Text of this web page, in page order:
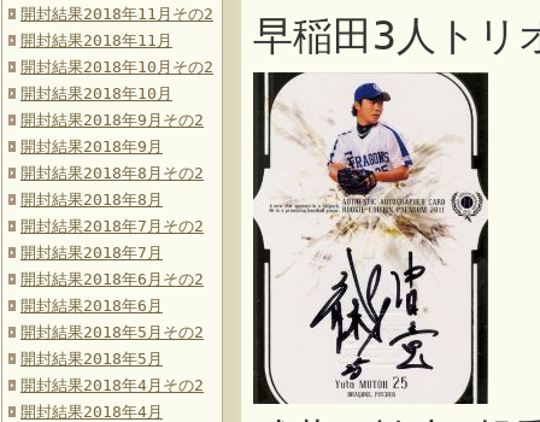
開封結果2018年11月その2
開封結果2018年11月
開封結果2018年10月その2
開封結果2018年10月
開封結果2018年9月その2
開封結果2018年9月
開封結果2018年8月その2
開封結果2018年8月
開封結果2018年7月その2
開封結果2018年7月
開封結果2018年6月その2
開封結果2018年6月
開封結果2018年5月その2
開封結果2018年5月
開封結果2018年4月その2
開封結果2018年4月
早稲田3人トリ